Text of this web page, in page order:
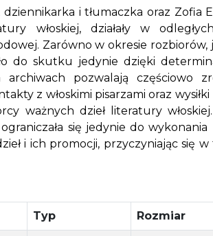
i tłumaczka oraz Zofia
włoskiej, działały w
Zarówno w okresie rozbiorów,
do skutku jedynie dzięki
pozwalają częściowo
z włoskimi pisarzami oraz
ważnych dzieł literatury
się jedynie do wykonania
i ich promocji, przyczyniając się
Typ Rozmiar